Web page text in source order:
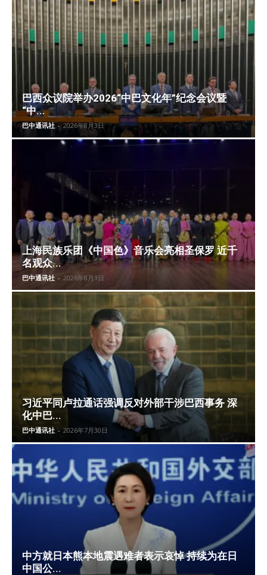
巴西众议院举办2026“中巴文化年”纪念会议暨
“中...
巴中通讯社 - 2026年8月3日
上海民族乐团《中国色》音乐会亮相圣保罗 近千
名观众...
巴中通讯社 - 2026年8月1日
习近平同卢拉通话强调反对外部干涉巴西事务 深
化中巴...
巴中通讯社 - 2026年7月30日
中方就日本熊本地震遇难者表示哀悼 持续为在日
中国公...